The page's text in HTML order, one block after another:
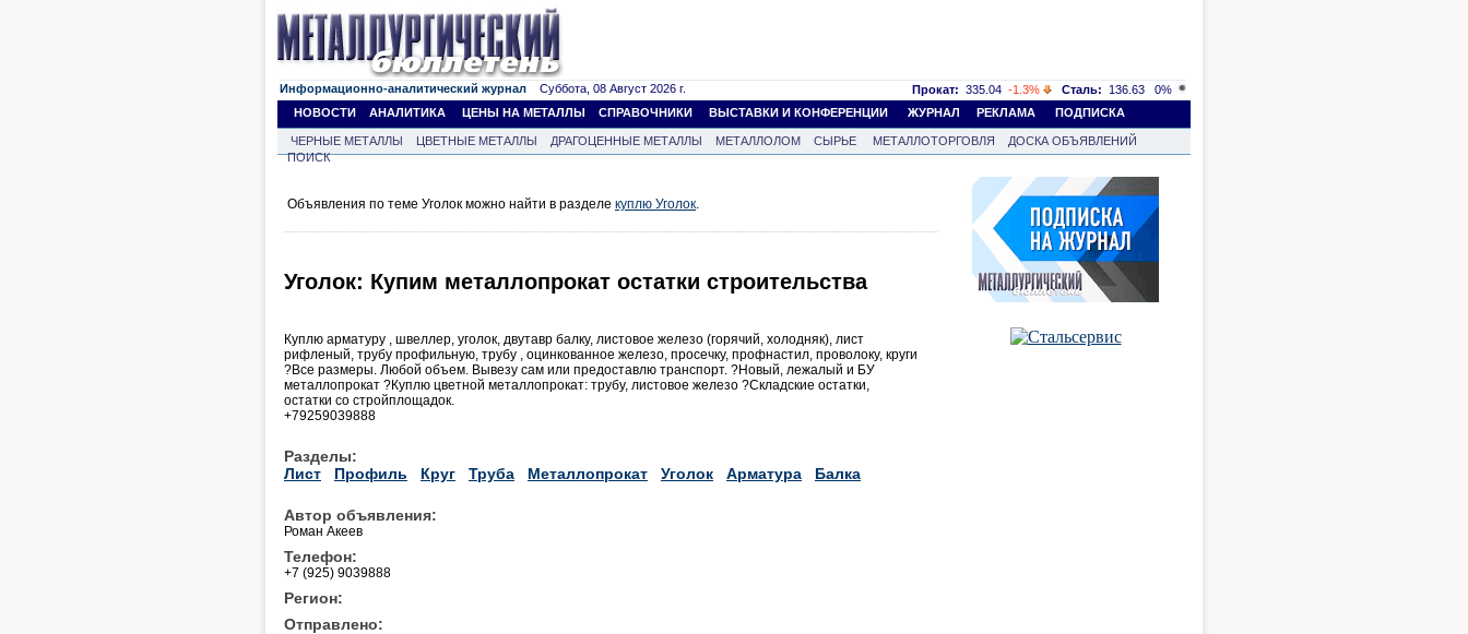
Информационно-аналитический журнал Суббота, 08 Август 2026 г. Прокат: 335.04 -1.3% Сталь: 136.63
0%
НОВОСТИ
АНАЛИТИКА ЦЕНЫ НА МЕТАЛЛЫ СПРАВОЧНИКИ ВЫСТАВКИ И КОНФЕРЕНЦИИ ЖУРНАЛ РЕКЛАМА ПОДПИСКА
ЧЕРНЫЕ МЕТАЛЛЫ ЦВЕТНЫЕ МЕТАЛЛЫ ДРАГОЦЕННЫЕ МЕТАЛЛЫ МЕТАЛЛОЛОМ СЫРЬЕ МЕТАЛЛОТОРГОВЛЯ
ДОСКА ОБЪЯВЛЕНИЙ
ПОИСК
Объявления по теме Уголок можно найти в разделе куплю Уголок.
Уголок: Купим металлопрокат остатки строительства
Куплю арматуру , швеллер, уголок, двутавр балку, листовое железо (горячий, холодняк), лист
рифленый, трубу профильную, трубу , оцинкованное железо, просечку, профнастил, проволоку, круги
?Все размеры. Любой объем. Вывезу сам или предоставлю транспорт. ?Новый, лежалый и БУ
металлопрокат ?Куплю цветной металлопрокат: трубу, листовое железо ?Складские остатки,
остатки со стройплощадок.
+79259039888
Разделы:
Лист
Профиль Круг Труба Металлопрокат Уголок Арматура Балка
Автор объявления:
Роман Акеев
Телефон:
+7 (925) 9039888
Регион:
Отправлено: